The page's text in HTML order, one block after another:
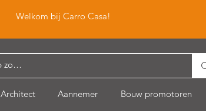
Welkom bij Carro Casa!
Architect Aannemer Bouw promotoren